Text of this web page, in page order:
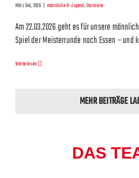
März 2nd, 2026 | männliche B-Jugend,Startseite
Am 22.03.2026 geht es für unsere
Spiel der Meisterrunde nach Essen – und
Weiterlesen
MEHR BEITRÄGE
DAS